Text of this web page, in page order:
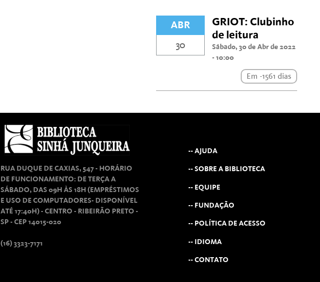
ABR
30
GRIOT: Clubinho
de leitura
Sábado, 30 de Abr de 2022
- 10:00
Em -1561 dias
RUA DUQUE DE CAXIAS, 547 - HORÁRIO
DE FUNCIONAMENTO: DE TERÇA A
SÁBADO, DAS 09H ÀS 18H (EMPRÉSTIMOS
E USO DE COMPUTADORES- DISPONÍVEL
ATÉ 17:40H) - CENTRO - RIBEIRÃO PRETO -
SP - CEP 14015-020
(16) 3323-7171
-- AJUDA
-- SOBRE A BIBLIOTECA
-- EQUIPE
-- FUNDAÇÃO
-- POLÍTICA DE ACESSO
-- IDIOMA
-- CONTATO